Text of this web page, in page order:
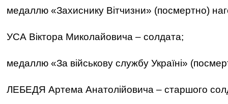
медаллю «Захиснику Вітчизни» (посмертно)
УСА Віктора Миколайовича – солдата;
медаллю «За військову службу Україні»
ЛЕБЕДЯ Артема Анатолійовича – старшого